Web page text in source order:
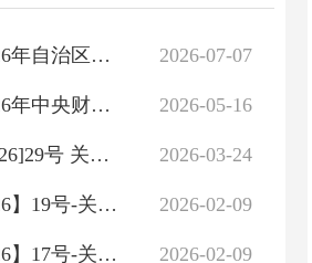
2026-07-07
关于下达2026年自治区财政常态化帮扶资金（开发式帮扶任务）预算的通知（库财农【2026】73号 ）
2026-05-16
关于下达2026年中央财政常态化帮扶资金预算的通知(库财农【2026】48号)
2026-03-24
库财乡财[2026]29号 关于下达2026年农村综合改革转移支付资金预算的通知
2026-02-09
库财农【2026】19号-关于下达2026年自治区财政衔接推进乡村振兴补助资金预算的通知
2026-02-09
库财农【2026】17号-关于下达2026年中央财政衔接推进乡村振兴补助资金预算的通知